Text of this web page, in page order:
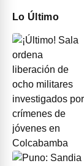
Lo Último